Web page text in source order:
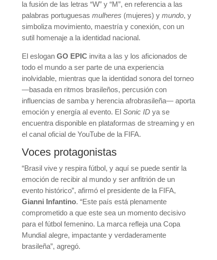
la fusión de las letras “W” y “M”, en referencia a las
palabras portuguesas mulheres (mujeres) y mundo, y
simboliza movimiento, maestría y conexión, con un
sutil homenaje a la identidad nacional.
El eslogan GO EPIC invita a las y los aficionados de
todo el mundo a ser parte de una experiencia
inolvidable, mientras que la identidad sonora del torneo
—basada en ritmos brasileños, percusión con
influencias de samba y herencia afrobrasileña— aporta
emoción y energía al evento. El Sonic IDya se
encuentra disponible en plataformas de streaming y en
el canal oficial de YouTube de la FIFA.
Voces protagonistas
“Brasil vive y respira fútbol, y aquí se puede sentir la
emoción de recibir al mundo y ser anfitrión de un
evento histórico”, afirmó el presidente de la FIFA,
Gianni Infantino. “Este país está plenamente
comprometido a que este sea un momento decisivo
para el fútbol femenino. La marca refleja una Copa
Mundial alegre, impactante y verdaderamente
brasileña”, agregó.